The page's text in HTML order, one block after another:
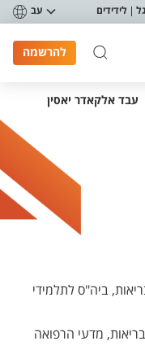
לידידים עב
להרשמה
עבד אלקאדר יאסין
ביה"ס לתלמידי
מדעי הרפואה